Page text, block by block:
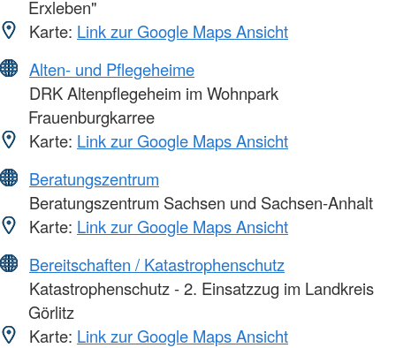
Erxleben"
Karte: Link zur Google Maps Ansicht
Alten- und Pflegeheime
DRK Altenpflegeheim im Wohnpark
Frauenburgkarree
Karte: Link zur Google Maps Ansicht
Beratungszentrum
Beratungszentrum Sachsen und Sachsen-Anhalt
Karte: Link zur Google Maps Ansicht
Bereitschaften / Katastrophenschutz
Katastrophenschutz - 2. Einsatzzug im Landkreis
Görlitz
Karte: Link zur Google Maps Ansicht